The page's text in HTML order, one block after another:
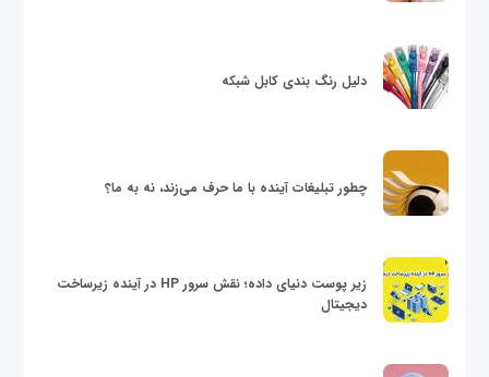
دلیل رنگ بندی کابل شبکه
چطور تبلیغات آینده با ما حرف می‌زند، نه به ما؟
زیر پوست دنیای داده؛ نقش سرور HP در آینده زیرساخت
دیجیتال